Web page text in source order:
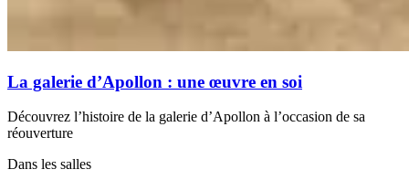
La galerie d’Apollon : une œuvre en soi
Découvrez l’histoire de la galerie d’Apollon à l’occasion de sa
réouverture
Dans les salles